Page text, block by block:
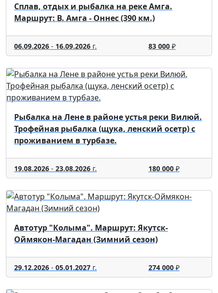
Сплав, отдых и рыбалка на реке Амга.
Маршрут: В. Амга - Оннес (390 км.)
06.09.2026 - 16.09.2026 г. 83 000₽
Рыбалка на Лене в районе устья реки Вилюй.
Трофейная рыбалка (щука, ленский осетр) с
проживанием в турбазе.
19.08.2026 - 23.08.2026 г. 180 000₽
Автотур "Колыма". Маршрут: Якутск-
Оймякон-Магадан (Зимний сезон)
29.12.2026 - 05.01.2027 г. 274 000₽